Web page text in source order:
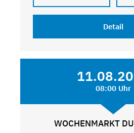
Detail
08:00 Uhr
WOCHENMARKT